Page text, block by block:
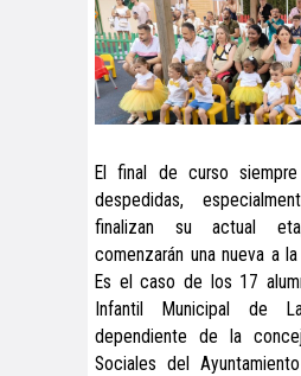
El final de curso
despedidas,
finalizan su actual
comenzarán una nueva a
Es el caso de los 17
Infantil Municipal de
dependiente de la
Sociales del